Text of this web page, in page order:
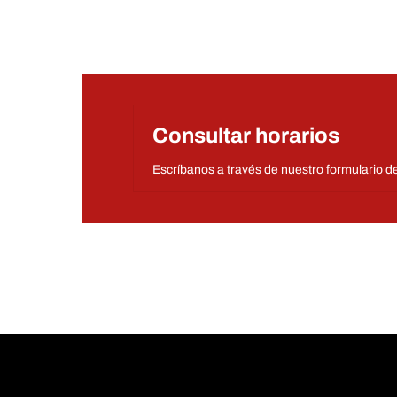
Consultar horarios
Escríbanos a través de nuestro formulario